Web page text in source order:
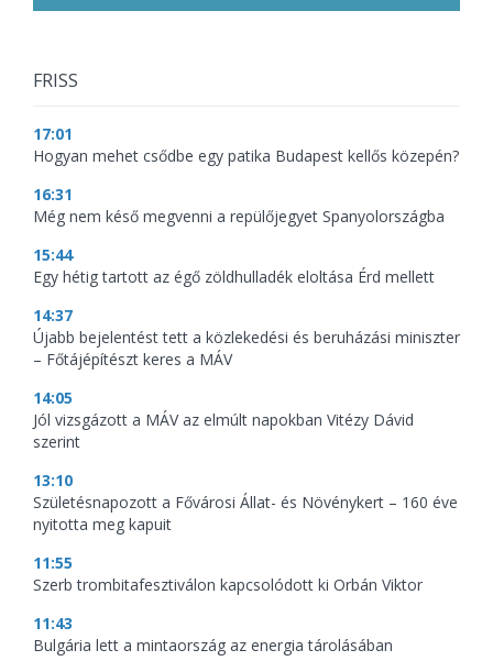
FRISS
17:01
Hogyan mehet csődbe egy patika Budapest kellős közepén?
16:31
Még nem késő megvenni a repülőjegyet Spanyolországba
15:44
Egy hétig tartott az égő zöldhulladék eloltása Érd mellett
14:37
Újabb bejelentést tett a közlekedési és beruházási miniszter
– Főtájépítészt keres a MÁV
14:05
Jól vizsgázott a MÁV az elmúlt napokban Vitézy Dávid
szerint
13:10
Születésnapozott a Fővárosi Állat- és Növénykert – 160 éve
nyitotta meg kapuit
11:55
Szerb trombitafesztiválon kapcsolódott ki Orbán Viktor
11:43
Bulgária lett a mintaország az energia tárolásában